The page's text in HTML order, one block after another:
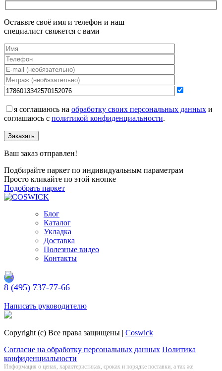
Оставьте своё имя и телефон и наш
специалист свяжется с вами
я соглашаюсь на обработку своих персональных данных и
соглашаюсь с политикой конфиденциальности.
Заказать
Ваш заказ отправлен!
Подбирайте паркет по индивидуальным параметрам
Просто кликайте по этой кнопке
Подобрать паркет
Блог
Каталог
Укладка
Доставка
Полезные видео
Контакты
8 (495) 737-77-66
Написать руководителю
Copyright (c) Все права защищены | Coswick
Согласие на обработку персональных данных Политика
конфиденциальности
Информация о цeнах, хaрактеристиках, сроках и порядке поставки, а так же